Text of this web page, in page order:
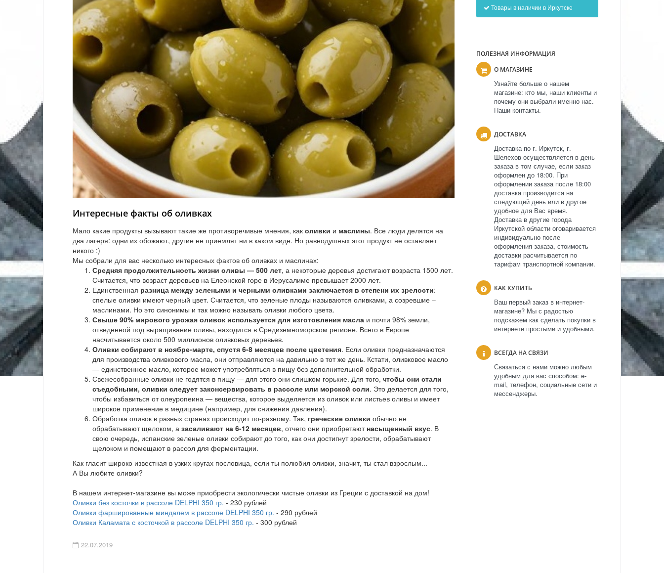
Интересные факты об оливках
Мало какие продукты вызывают такие же противоречивые мнения, как оливки и маслины. Все люди делятся на
два лагеря: одни их обожают, другие не приемлят ни в каком виде. Но равнодушных этот продукт не оставляет
никого :)
Мы собрали для вас несколько интересных фактов об оливках и маслинах:
Средняя продолжительность жизни оливы — 500 лет, а некоторые деревья достигают возраста 1500 лет.
Считается, что возраст деревьев на Елеонской горе в Иерусалиме превышает 2000 лет.
Единственная разница между зелеными и черными оливками заключается в степени их зрелости:
спелые оливки имеют черный цвет. Считается, что зеленые плоды называются оливками, а созревшие –
маслинами. Но это синонимы и так можно называть оливки любого цвета.
Свыше 90% мирового урожая оливок используется для изготовления масла и почти 98% земли,
отведенной под выращивание оливы, находится в Средиземноморском регионе. Всего в Европе
насчитывается около 500 миллионов оливковых деревьев.
Оливки собирают в ноябре-марте, спустя 6-8 месяцев после цветения. Если оливки предназначаются
для производства оливкового масла, они отправляются на давильню в тот же день. Кстати, оливковое масло
— единственное масло, которое может употребляться в пищу без дополнительной обработки.
Свежесобранные оливки не годятся в пищу — для этого они слишком горькие. Для того, чтобы они стали
съедобными, оливки следует законсервировать в рассоле или морской соли. Это делается для того,
чтобы избавиться от олеуропеина — вещества, которое выделяется из оливок или листьев оливы и имеет
широкое применение в медицине (например, для снижения давления).
Обработка оливок в разных странах происходит по-разному. Так, греческие оливки обычно не
обрабатывают щелоком, а засаливают на 6-12 месяцев, отчего они приобретают насыщенный вкус. В
свою очередь, испанские зеленые оливки собирают до того, как они достигнут зрелости, обрабатывают
щелоком и помещают в рассол для ферментации.
Как гласит широко известная в узких кругах пословица, если ты полюбил оливки, значит, ты стал взрослым...
А Вы любите оливки?
В нашем интернет-магазине вы може приобрести экологически чистые оливки из Греции с доставкой на дом!
Оливки без косточки в рассоле DELPHI 350 гр. - 230 рублей
Оливки фаршированные миндалем в рассоле DELPHI 350 гр. - 290 рублей
Оливки Каламата с косточкой в рассоле DELPHI 350 гр. - 300 рублей
22.07.2019
Товары в наличии в Иркутске
ПОЛЕЗНАЯ ИНФОРМАЦИЯ
О МАГАЗИНЕ
Узнайте больше о нашем
магазине: кто мы, наши клиенты и
почему они выбрали именно нас.
Наши контакты.
ДОСТАВКА
Доставка по г. Иркутск, г.
Шелехов осуществляется в день
заказа в том случае, если заказ
оформлен до 18:00. При
оформлении заказа после 18:00
доставка производится на
следующий день или в другое
удобное для Вас время.
Доставка в другие города
Иркутской области оговаривается
индивидуально после
оформления заказа, стоимость
доставки расчитывается по
тарифам транспортной компании.
КАК КУПИТЬ
Ваш первый заказ в интернет-
магазине? Мы с радостью
подскажем как сделать покупки в
интернете простыми и удобными.
ВСЕГДА НА СВЯЗИ
Связаться с нами можно любым
удобным для вас способом: e-
mail, телефон, социальные сети и
мессенджеры.